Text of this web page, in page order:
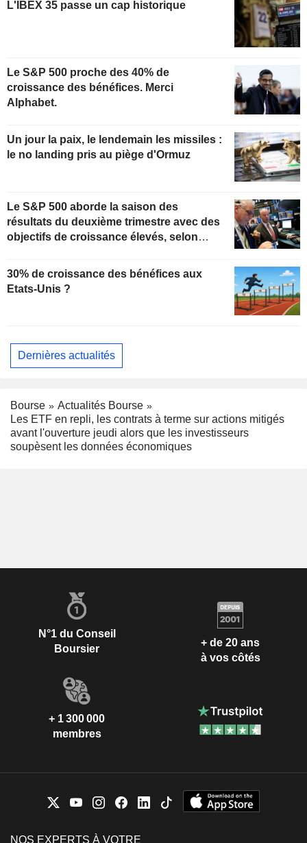
L'IBEX 35 passe un cap historique
Le S&P 500 proche des 40% de
croissance des bénéfices. Merci
Alphabet.
Un jour la paix, le lendemain les missiles :
le no landing pris au piège d'Ormuz
Le S&P 500 aborde la saison des
résultats du deuxième trimestre avec des
objectifs de croissance élevés, selon
30% de croissance des bénéfices aux
Etats-Unis ?
Dernières actualités
Bourse
Actualités Bourse
Les ETF en repli, les contrats à terme sur actions mitigés
avant l'ouverture jeudi alors que les investisseurs
soupèsent les données économiques
N°1 du Conseil
Boursier
+ de 20 ans
à vos côtés
+ 1 300 000
membres
NOS EXPERTS À VOTRE